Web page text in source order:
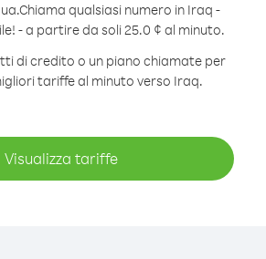
Chiama qualsiasi numero in Iraq -
- a partire da soli 25.0 ¢ al minuto.
di credito o un piano chiamate per
tariffe al minuto verso Iraq.
Visualizza tariffe